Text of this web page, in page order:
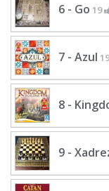
6 - Go 19
7 - Azul
8 -
9 -